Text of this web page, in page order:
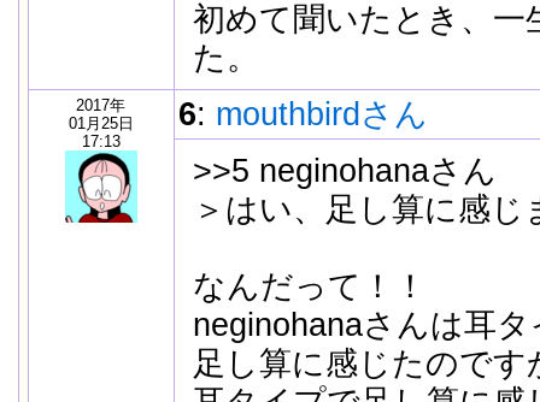
初めて聞いたとき、一
た。
2017年
01月25日
17:13
6: mouthbirdさん
>>5 neginohanaさん
＞はい、足し算に感じ
なんだって！！
neginohanaさんは耳
足し算に感じたのです